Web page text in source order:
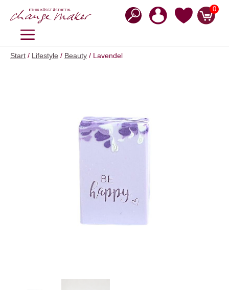
Inhalt
0
MENÜ
Start / Lifestyle / Beauty / Lavendel